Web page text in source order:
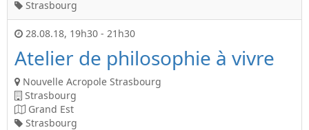
Strasbourg
28.08.18, 19h30 - 21h30
Atelier de philosophie à vivre
Nouvelle Acropole Strasbourg
Strasbourg
Grand Est
Strasbourg